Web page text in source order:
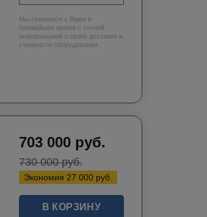
Мы свяжемся с Вами в
ближайшее время с точной
информацией о сроке доставки и
стоимости оборудования.
703 000 руб.
730 000руб.
Экономия 27 000 руб.
В КОРЗИНУ